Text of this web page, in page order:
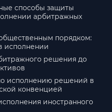
способы защиты
арбитражных
порядком:
исполнении
решения до
исполнению решений в
конвенцией
иностранного